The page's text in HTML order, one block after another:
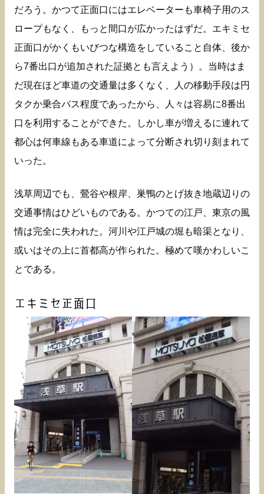
だろう。かつて正面口にはエレベーターも車椅子用のス
ロープもなく、もっと間口が広かったはずだ。エキミセ
正面口がかくもいびつな構造をしていること自体、後か
ら7番出口が追加された証拠とも言えよう）。当時はま
だ現在ほど車道の交通量は多くなく、人の移動手段は円
タクか乗合バス程度であったから、人々は容易に8番出
口を利用することができた。しかし車が増えるに連れて
都心は何車線もある車道によって分断され切り刻まれて
いった。
浅草周辺でも、鶯谷や根岸、巣鴨のとげ抜き地蔵辺りの
交通事情はひどいものである。かつての江戸、東京の風
情は完全に失われた。河川や江戸城の堀も暗渠となり、
或いはその上に首都高が作られた。極めて嘆かわしいこ
とである。
エキミセ正面口